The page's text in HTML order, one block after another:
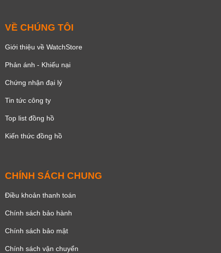
VỀ CHÚNG TÔI
Giới thiệu về WatchStore
Phản ánh - Khiếu nại
Chứng nhận đại lý
Tin tức công ty
Top list đồng hồ
Kiến thức đồng hồ
CHÍNH SÁCH CHUNG
Điều khoản thanh toán
Chính sách bảo hành
Chính sách bảo mật
Chính sách vận chuyển